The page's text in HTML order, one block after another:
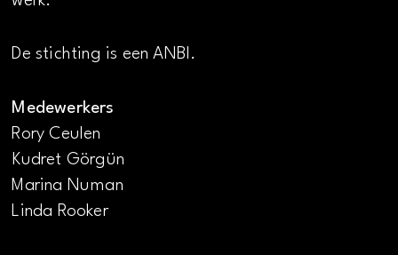
De stichting is een ANBI.
Medewerkers
Rory Ceulen
Kudret Görgün
Marina Numan
Linda Rooker